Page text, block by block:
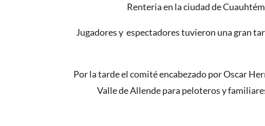
Renteria en la ciudad de
Jugadores y espectadores tuvieron una gran
Por la tarde el comité encabezado por Oscar
Valle de Allende para peloteros y